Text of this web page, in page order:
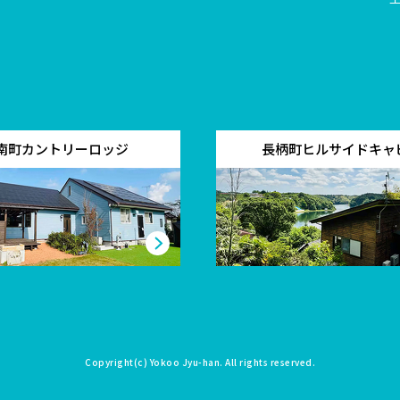
町カントリーロッジ 長柄町ヒルサイドキャ
Copyright(c)Yokoo Jyu-han. All rights reserved.